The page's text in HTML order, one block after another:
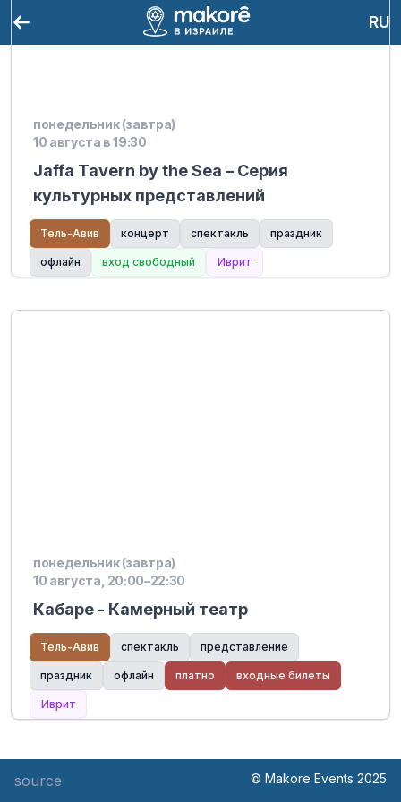
RU
понедельник (завтра)
10 августа в 19:30
Jaffa Tavern by the Sea – Серия
культурных представлений
Тель-Авив концерт спектакль праздник
офлайн вход свободный Иврит
понедельник (завтра)
10 августа, 20:00–22:30
Кабаре - Камерный театр
Тель-Авив спектакль представление
праздник офлайн платно входные билеты
Иврит
source © Makore Events 2025